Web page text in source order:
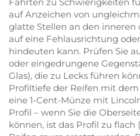
auf Anzeichen von
glatte Stellen an den inneren
auf eine Fehlausrichtung
hindeuten kann. Prüfen Sie
oder eingedrungene
Glas), die zu Lecks führen
Profiltiefe der Reifen mit
eine 1-Cent-Münze mit
Profil – wenn Sie die
können, ist das Profil zu